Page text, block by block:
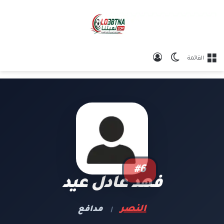
القائمة الوضع المظلم
#6
فهد عادل عيد
النصر | مدافع